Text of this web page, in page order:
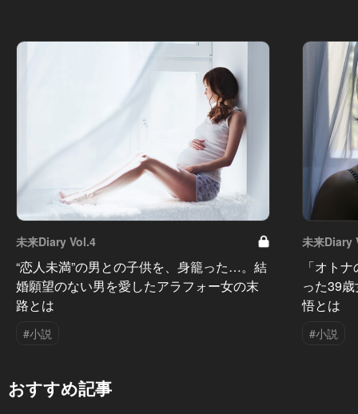
未来Diary Vol.4
“恋人未満”の男との子供を、身籠った…。結
婚願望のない男を愛したアラフォー女の末
路とは
#小説
未来Diary
「オト
った39
悟とは
#小説
おすすめ記事